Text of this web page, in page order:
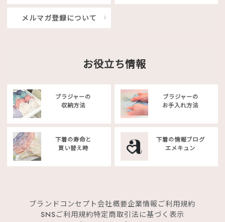
メルマガ登録について
お役立ち情報
ブラジャーの
収納方法
ブラジャーの
お手入れ方法
下着の寿命と
買い替え時
下着の情報ブログ
エメキュン
ブランドコンセプト会社概要企業情報 ご利用規約
SNSご利用規約特定商取引法に基づく表示